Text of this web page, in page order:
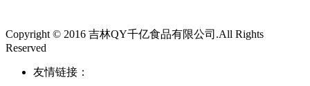
Copyright © 2016 吉林QY千亿食品有限公司.All Rights
Reserved
友情链接：